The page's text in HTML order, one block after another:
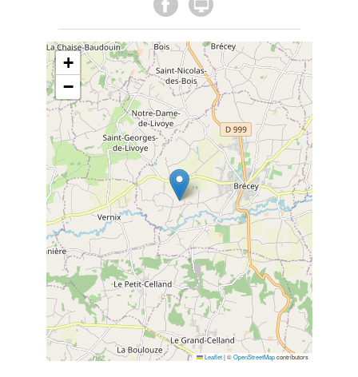

+
−
Leaflet |©OpenStreetMapcontributors